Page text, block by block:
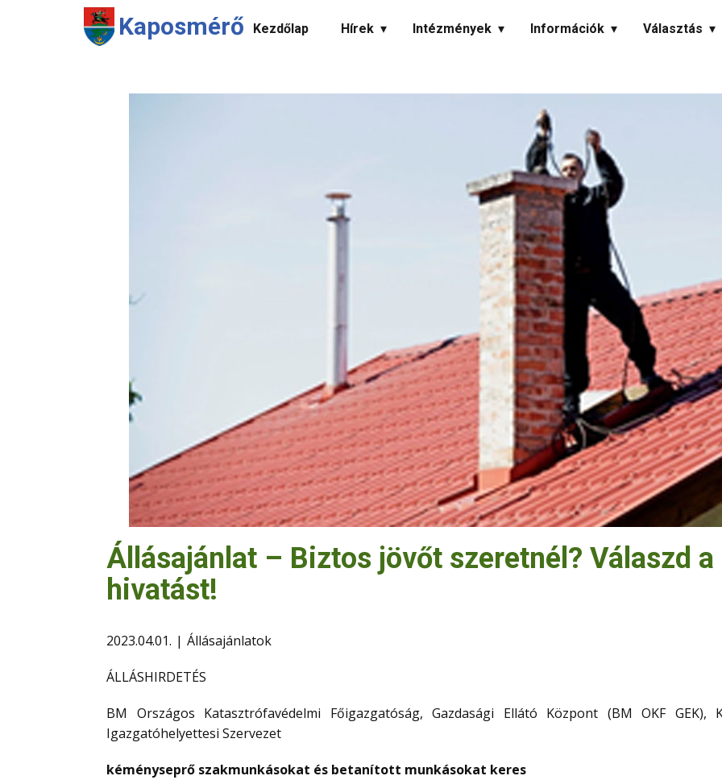
Kaposmérő Kezdőlap Hírek Intézmények Információk Választás
Állásajánlat – Biztos jövőt szeretnél? Válaszd
hivatást!
2023.04.01. Állásajánlatok
ÁLLÁSHIRDETÉS
BM Országos Katasztrófavédelmi Főigazgatóság, Gazdasági Ellátó Központ (BM OKF GEK),
Igazgatóhelyettesi Szervezet
kéményseprő szakmunkásokat és betanított munkásokat keres